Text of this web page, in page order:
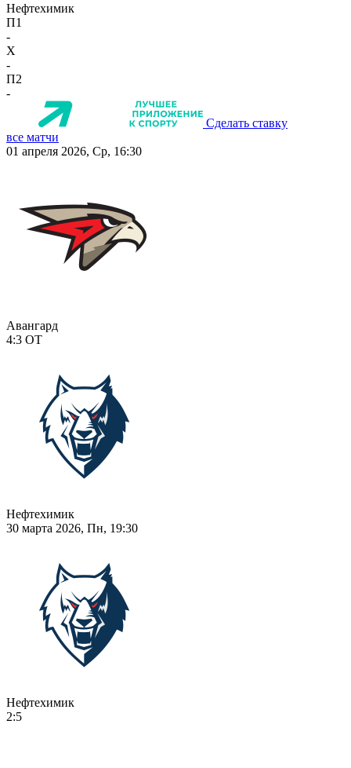
Нефтехимик
П1
-
X
-
П2
-
Сделать ставку
все матчи
01 апреля 2026, Ср, 16:30
Авангард
4:3 ОТ
Нефтехимик
30 марта 2026, Пн, 19:30
Нефтехимик
2:5